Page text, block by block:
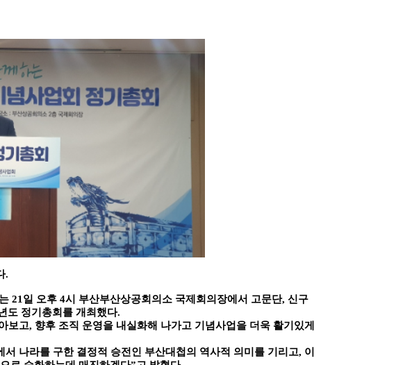
.
는 21 일 오후 4시 부산부산상공회의소 국제회의장에서 고문단, 신구
도 정기총회를 개최했다.
보고, 향후 조직 운영을 내실화해 나가고 기념사업을 더욱 활기있게
서 나라를 구한 결정적 승전인 부산대첩의 역사적 의미를 기리고, 이